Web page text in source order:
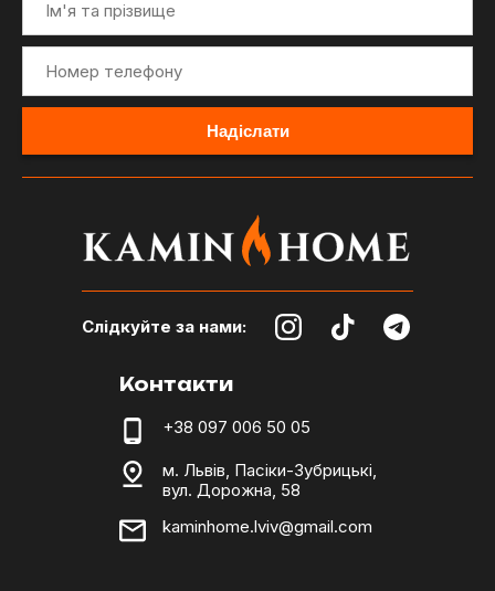
Слідкуйте за нами:
Контакти
+38 097 006 50 05
м. Львів, Пасіки-Зубрицькі,
вул. Дорожна, 58
kaminhome.lviv@gmail.com